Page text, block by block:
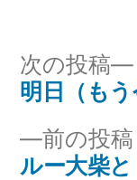
投
稿 前の投稿
ルー大柴
次の投稿
明日（も